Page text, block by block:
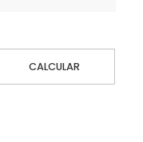
CALCULAR